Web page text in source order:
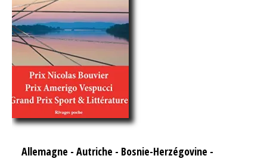
Allemagne -Autriche - Bosnie-Herzégovine -